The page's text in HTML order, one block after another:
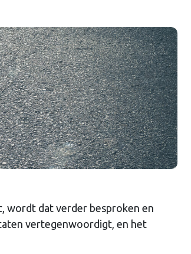
wordt dat verder besproken en
vertegenwoordigt, en het